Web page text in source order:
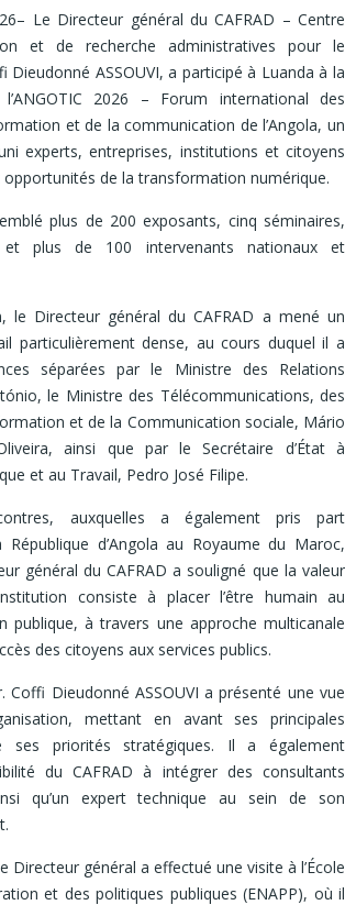
Le Directeur général du CAFRAD – Centre
et de recherche administratives pour le
Dieudonné ASSOUVI, a participé à Luanda à la
2026 – Forum international des
et de la communication de l’Angola, un
experts, entreprises, institutions et citoyens
de la transformation numérique.
plus de 200 exposants, cinq séminaires,
plus de 100 intervenants nationaux et
le Directeur général du CAFRAD a mené un
particulièrement dense, au cours duquel il a
séparées par le Ministre des Relations
le Ministre des Télécommunications, des
et de la Communication sociale, Mário
ainsi que par le Secrétaire d’État à
et au Travail, Pedro José Filipe.
auxquelles a également pris part
République d’Angola au Royaume du Maroc,
général du CAFRAD a souligné que la valeur
consiste à placer l’être humain au
publique, à travers une approche multicanale
des citoyens aux services publics.
Coffi Dieudonné ASSOUVI a présenté une vue
mettant en avant ses principales
ses priorités stratégiques. Il a également
du CAFRAD à intégrer des consultants
qu’un expert technique au sein de son
Directeur général a effectué une visite à l’École
et des politiques publiques (ENAPP), où il